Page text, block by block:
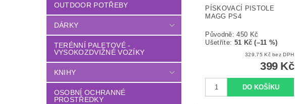
OUTDOOR POTŘEBY
DÁRKY
TERÉNNÍ PALETOVÉ -
VYSOKOZDVIŽNÉ VOZÍKY
KNIHY
OSOBNÍ OCHRANNÉ
PROSTŘEDKY
PÍSKOVACÍ PISTOLE
MAGG PS4
Původně:450 Kč
Ušetříte: 51 Kč (–11 %)
329,75 Kč bez DPH
399 Kč